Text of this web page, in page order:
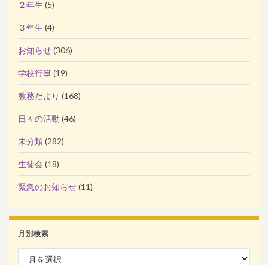
２年生 (5)
３年生 (4)
お知らせ(306)
学校行事(19)
教務だより (168)
日々の活動 (46)
未分類(282)
生徒会 (18)
緊急のお知らせ(11)
月別検索
月別検索